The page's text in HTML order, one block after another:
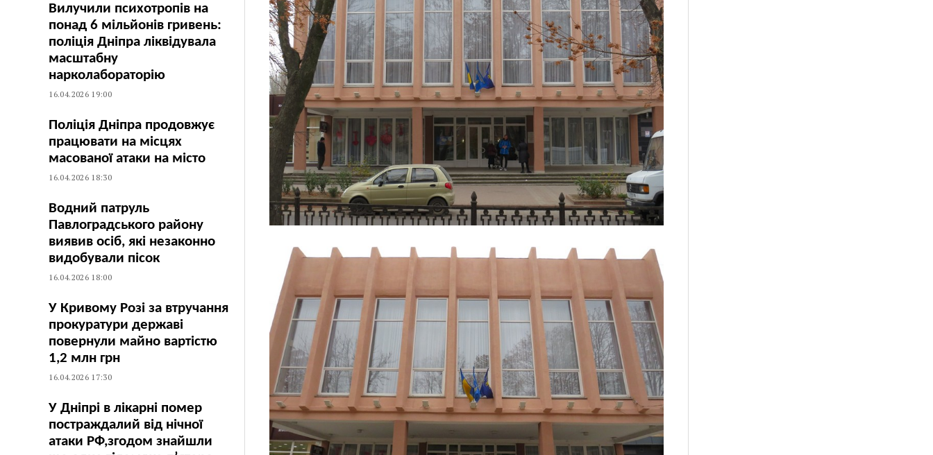
Вилучили психотропів на
понад 6 мільйонів гривень:
поліція Дніпра ліквідувала
масштабну
нарколабораторію
16.04.2026 19:00
Поліція Дніпра продовжує
працювати на місцях
масованої атаки на місто
16.04.2026 18:30
Водний патруль
Павлоградського району
виявив осіб, які незаконно
видобували пісок
16.04.2026 18:00
У Кривому Розі за втручання
прокуратури державі
повернули майно вартістю
1,2 млн грн
16.04.2026 17:30
У Дніпрі в лікарні помер
постраждалий від нічної
атаки РФ,згодом знайшли